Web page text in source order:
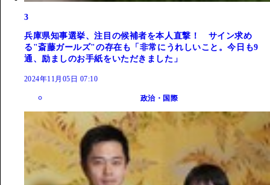
3
兵庫県知事選挙、注目の候補者を本人直撃！ サイン求め
る"斎藤ガールズ"の存在も「非常にうれしいこと。今日も9
通、励ましのお手紙をいただきました」
2024年11月05日 07:10
政治・国際